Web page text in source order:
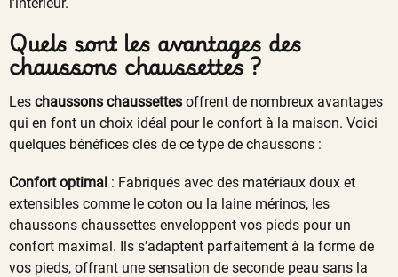
Quels sont les avantages des
chaussons chaussettes ?
Les chaussons chaussettes offrent de nombreux avantages
qui en font un choix idéal pour le confort à la maison. Voici
quelques bénéfices clés de ce type de chaussons :
Confort optimal : Fabriqués avec des matériaux doux et
extensibles comme le coton ou la laine mérinos, les
chaussons chaussettes enveloppent vos pieds pour un
confort maximal. Ils s’adaptent parfaitement à la forme de
vos pieds, offrant une sensation de seconde peau sans la